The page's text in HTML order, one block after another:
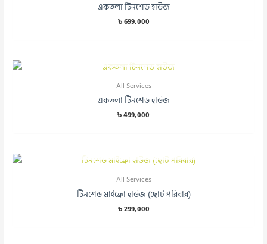
একতলা টিনশেড হাউজ
৳699,000
All Services
একতলা টিনশেড হাউজ
৳499,000
All Services
টিনশেড মাইক্রো হাউজ (ছোট পরিবার)
৳299,000